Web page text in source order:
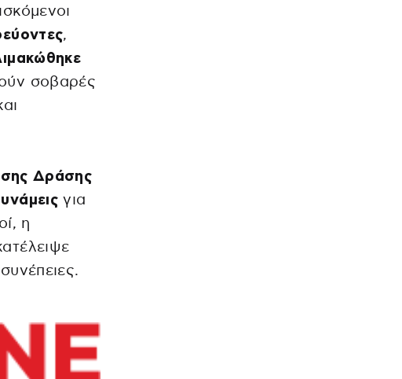
,
σοβαρές
Δράσης
για
η